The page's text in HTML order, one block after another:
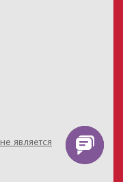
не является